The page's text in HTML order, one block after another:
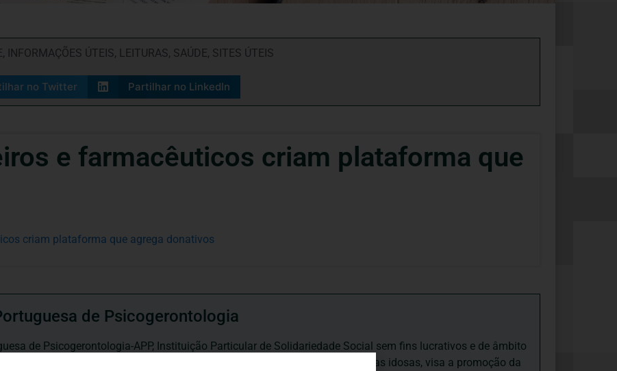
, INFORMAÇÕES ÚTEIS, LEITURAS, SAÚDE, SITES ÚTEIS
no Twitter Partilhar no LinkedIn
e farmacêuticos criam plataforma que
criam plataforma que agrega donativos
de Psicogerontologia
de Psicogerontologia-APP, Instituição Particular de Solidariedade Social sem fins lucrativos e de âmbito
questões biopsicológicas e sociais inerentes ao envelhecimento e às pessoas idosas, visa a promoção da